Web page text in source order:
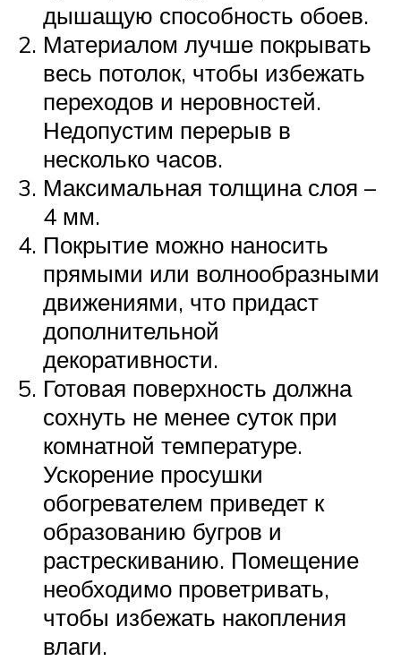
дышащую способность обоев.
Материалом лучше покрывать
весь потолок, чтобы избежать
переходов и неровностей.
Недопустим перерыв в
несколько часов.
Максимальная толщина слоя –
4 мм.
Покрытие можно наносить
прямыми или волнообразными
движениями, что придаст
дополнительной
декоративности.
Готовая поверхность должна
сохнуть не менее суток при
комнатной температуре.
Ускорение просушки
обогревателем приведет к
образованию бугров и
растрескиванию. Помещение
необходимо проветривать,
чтобы избежать накопления
влаги.